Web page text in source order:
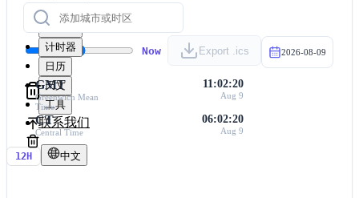
时区地图
计算器
计时器
日历
天文
工具
联系我们
12H 中文
Now Export .ics 2026-08-09
GMT
Greenwich Mean
Time
11:02:20
Aug 9
CT
Central Time
06:02:20
Aug 9